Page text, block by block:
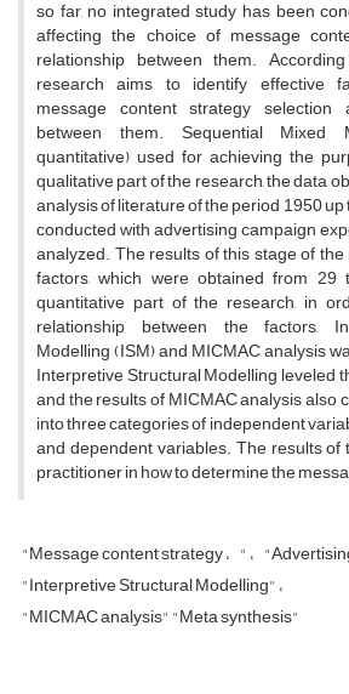
so far, no integrated study has been
affecting the choice of message
relationship between them.
research aims to identify effective
message content strategy selection
between them. Sequential Mixed
quantitative) used for achieving the
qualitative part of the research, the data
analysis of literature of the period 1950
conducted with advertising campaign
analyzed. The results of this stage of
factors, which were obtained from 29
quantitative part of the research, in
relationship between the factors,
Modelling (ISM) and MICMAC analysis
Interpretive Structural Modelling leveled
and the results of MICMAC analysis also
into three categories of independent
and dependent variables. The results
practitioner in how to determine the
"Message content strategy "
"Interpretive Structural Modelling"
"MICMAC analysis" "Meta synthesis"